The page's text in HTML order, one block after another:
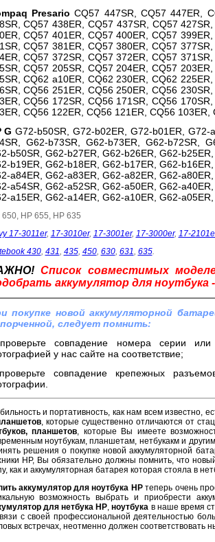
PresarioCQ57 447SR, CQ57 447ER,
CQ57 438ER, CQ57 437SR, CQ57
CQ57 401ER, CQ57 400ER, CQ57
CQ57 381ER, CQ57 380ER, CQ57
CQ57 372SR, CQ57 372ER, CQ57
CQ57 205SR, CQ57 204ER, CQ57
CQ62 a10ER, CQ62 230ER, CQ62
CQ56 251ER, CQ56 250ER, CQ56
CQ56 172SR, CQ56 171SR, CQ56
CQ56 122ER, CQ56 121ER, CQ56 103ER,
GG72-b50SR, G72-b02ER, G72-b01ER,
G62-b73SR, G62-b73ER, G62-b72SR,
b50SR, G62-b27ER, G62-b26ER, G62-
b19ER, G62-b18ER, G62-b17ER, G62-
a84ER, G62-a83ER, G62-a82ER, G62-
a54SR, G62-a52SR, G62-a50ER, G62-
a15ER, G62-a14ER, G62-a10ER, G62-
650, HP 655, HP 635
17-3011er, 17-3010er, 17-3001er, 17-3000er, 17-
430, 431, 435, 450, 630, 631, 635.
Список совместимых
аккумулятор для ноутбука
покупке новой аккумуляторной
следует помнить:
совпадение номера серии
у нас сайте на соответствие;
совпадение крепежных
и портативность, как нам всем известно,
, которые существенно отличаются от
планшетов, которые Вы имеете
ноутбукам, планшетам, нетбукакм и
решения о покупке новой аккумуляторной
HP, Вы обязательно должны помнить, что
как и аккумуляторная батарея которая стояла в
аккумулятор для ноутбука HPтеперь очень
возможность выбрать и приобрести
для нетбука HP,ноутбука в наше время
с своей профессиональной деятельностью
встречах, неотменно должен соответствовать